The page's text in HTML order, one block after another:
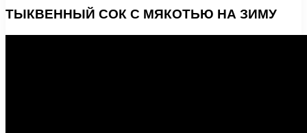
ТЫКВЕННЫЙ СОК С МЯКОТЬЮ НА ЗИМУ